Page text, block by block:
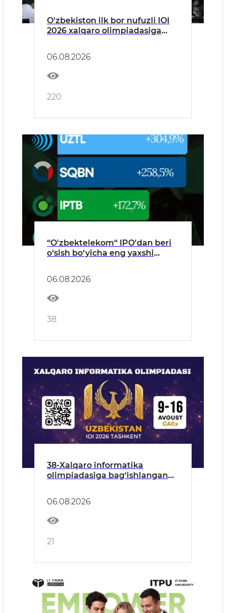
O'zbekiston ilk bor nufuzli IOI
2026 xalqaro olimpiadasiga
06.08.2026
220
“O'zbektelekom“ IPO'dan beri
o‘sish bo‘yicha eng yaxshi
06.08.2026
38
38-Xalqaro informatika
olimpiadasiga bag‘ishlangan
06.08.2026
21